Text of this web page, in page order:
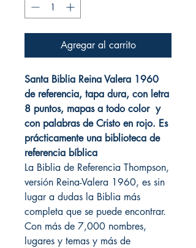
Agregar al carrito
Santa Biblia Reina Valera 1960
de referencia, tapa dura, con letra
8 puntos, mapas a todo color y
con palabras de Cristo en rojo. Es
prácticamente una biblioteca de
referencia bíblica
La Biblia de Referencia Thompson,
versión Reina-Valera 1960, es sin
lugar a dudas la Biblia más
completa que se puede encontrar.
Con más de 7,000 nombres,
lugares y temas y más de